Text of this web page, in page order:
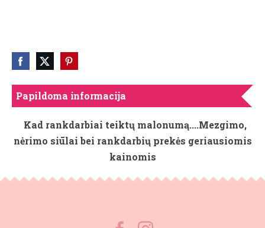
Papildoma informacija
Kad rankdarbiai teiktų malonumą....Mezgimo,
nėrimo siūlai bei rankdarbių prekės geriausiomis
kainomis